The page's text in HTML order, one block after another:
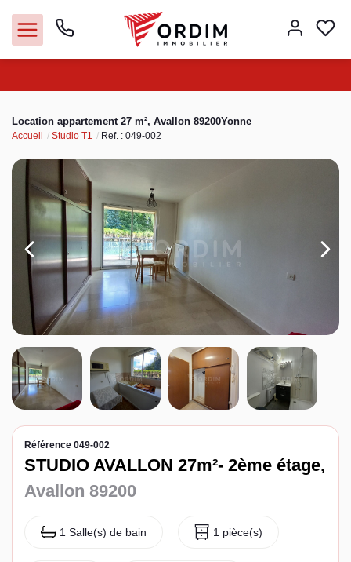
Acheter
Louer
Vendre
Immobilier pro
Faire gérer
Syndic
Espace client
Location appartement 27 m², Avallon 89200Yonne
Accueil Studio T1 Ref. : 049-002
Référence 049-002
STUDIO AVALLON 27m²- 2ème étage,
Avallon 89200
1 Salle(s) de bain 1 pièce(s)